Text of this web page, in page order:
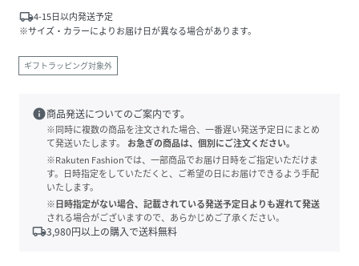
local_shipping4-15日以内発送予定
※サイズ・カラーによりお届け日が異なる場合があります。
ギフトラッピング対象外
info商品発送についてのご案内です。
※同時に複数の商品を注文された場合、一番遅い発送予定日にまとめ
て発送いたします。
お急ぎの商品は、個別にご注文ください。
※Rakuten Fashionでは、一部商品でお届け日時をご指定いただけま
す。日時指定をしていただくと、ご希望の日にお届けできるよう手配
いたします。
※日時指定がない場合、記載されている発送予定日よりも遅れて発送
される場合がございますので、あらかじめご了承ください。
local_shipping3,980円以上の購入で送料無料